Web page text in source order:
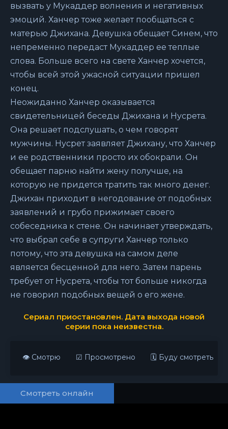
вызвать у Мукаддер волнения и негативных
эмоций. Ханчер тоже желает пообщаться с
матерью Джихана. Девушка обещает Синем, что
непременно передаст Мукаддер ее теплые
слова. Больше всего на свете Ханчер хочется,
чтобы всей этой ужасной ситуации пришел
конец.
Неожиданно Ханчер оказывается
свидетельницей беседы Джихана и Нусрета.
Она решает подслушать, о чем говорят
мужчины. Нусрет заявляет Джихану, что Ханчер
и ее родственники просто их обокрали. Он
обещает парню найти жену получше, на
которую не придется тратить так много денег.
Джихан приходит в негодование от подобных
заявлений и грубо прижимает своего
собеседника к стене. Он начинает утверждать,
что выбрал себе в супруги Ханчер только
потому, что эта девушка на самом деле
является бесценной для него. Затем парень
требует от Нусрета, чтобы тот больше никогда
не говорил подобных вещей о его жене.
Сериал приостановлен. Дата выхода новой
серии пока неизвестна.
👁 Смотрю ☑ Просмотрено 🗓 Буду смотреть
Смотреть онлайн